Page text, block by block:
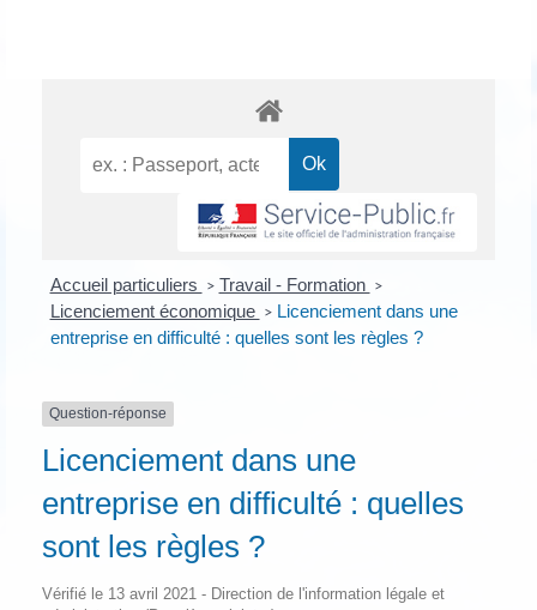
Accueil particuliers > Travail - Formation >
Licenciement économique > Licenciement dans une
entreprise en difficulté : quelles sont les règles ?
Question-réponse
Licenciement dans une
entreprise en difficulté : quelles
sont les règles ?
Vérifié le 13 avril 2021 - Direction de l'information légale et